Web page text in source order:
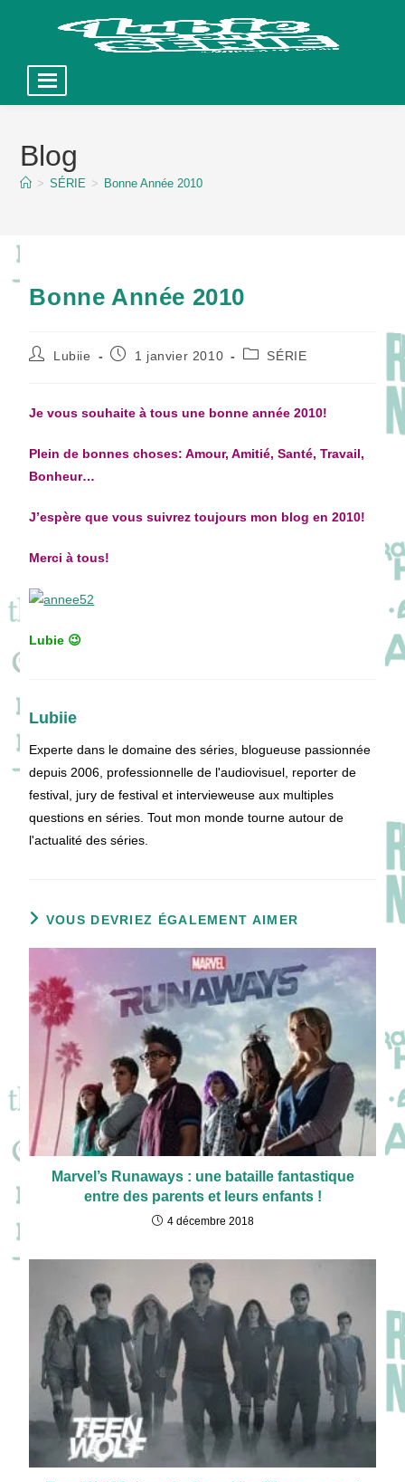
contentBlog
> SÉRIE > Bonne Année 2010
Bonne Année 2010
Auteur/autrice
publication :
Lubiie
Publication
1 janvier 2010
PostSÉRIE
Je vous souhaite à tous une bonne année 2010!
Plein de bonnes choses: Amour, Amitié, Santé, Travail,
Bonheur…
J’espère que vous suivrez toujours mon blog en 2010!
Merci à tous!
Lubie 😉
Lubiie
Experte dans le domaine des séries, blogueuse passionnée
depuis 2006, professionnelle de l'audiovisuel, reporter de
festival, jury de festival et intervieweuse aux multiples
questions en séries. Tout mon monde tourne autour de
l'actualité des séries.
VOUS DEVRIEZ ÉGALEMENT AIMER
Marvel’s Runaways : une bataille fantastique
entre des parents et leurs enfants !
4 décembre 2018